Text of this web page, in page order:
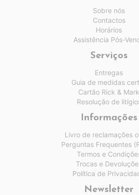
Sobre nós
Contactos
Horários
Assistência Pós-
Serviços
Entregas
Guia de medidas
Cartão Rick & Mark
Resolução de
Informações
Livro de reclamações
Perguntas Frequentes
Termos e
Trocas e
Política de
Newsletter